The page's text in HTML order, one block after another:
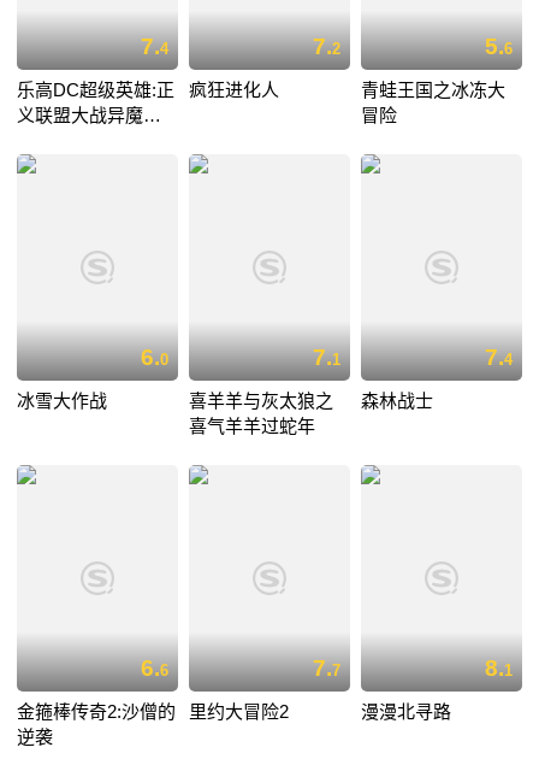
7.4
乐高DC超级英雄:正
义联盟大战异魔联
7.2
疯狂进化人
5.6
青蛙王国之冰冻大
冒险
6.0
冰雪大作战
7.1
喜羊羊与灰太狼之
喜气羊羊过蛇年
7.4
森林战士
6.6
金箍棒传奇2:沙僧的
逆袭
7.7
里约大冒险2
8.1
漫漫北寻路